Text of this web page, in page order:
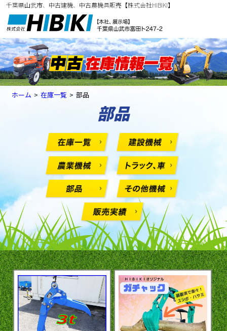
千葉県山武市、中古建機、中古農機具販売【株式会社HIBIKI】
ホーム > 在庫一覧 > 部品
部品